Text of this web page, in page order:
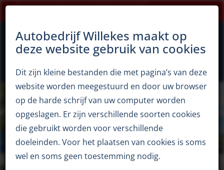
Klanten beoordelen ons gemiddeld met een 9,5!
Autobedrijf Willekes Diensten Bandenservice
Bandenservice
Autobedrijf Willekes maakt op
deze website gebruik van cookies
Dit zijn kleine bestanden die met pagina’s van deze
website worden meegestuurd en door uw browser
op de harde schrijf van uw computer worden
opgeslagen. Er zijn verschillende soorten cookies
die gebruikt worden voor verschillende
doeleinden. Voor het plaatsen van cookies is soms
wel en soms geen toestemming nodig.